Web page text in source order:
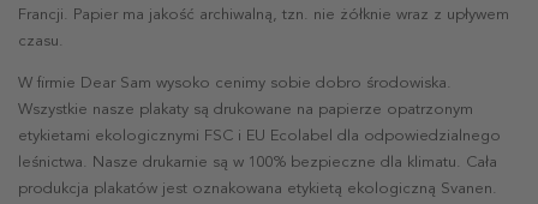
Francji. Papier ma jakość archiwalną, tzn. nie żółknie wraz z upływem
czasu.
W firmie Dear Sam wysoko cenimy sobie dobro środowiska.
Wszystkie nasze plakaty są drukowane na papierze opatrzonym
etykietami ekologicznymi FSC i EU Ecolabel dla odpowiedzialnego
leśnictwa. Nasze drukarnie są w 100% bezpieczne dla klimatu. Cała
produkcja plakatów jest oznakowana etykietą ekologiczną Svanen.